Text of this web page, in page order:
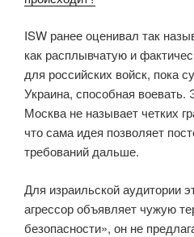
ISW ранее оценивал так
как расплывчатую и
для российских войск, пока
Украина, способная воевать.
Москва не называет четких
что сама идея позволяет
требований дальше.
Для израильской аудитории
агрессор объявляет чужую
безопасности», он не